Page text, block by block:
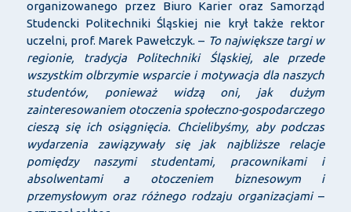
organizowanego przez Biuro Karier oraz Samorząd
Studencki Politechniki Śląskiej nie krył także rektor
uczelni, prof. Marek Pawełczyk. – To największe targi w
regionie, tradycja Politechniki Śląskiej, ale przede
wszystkim olbrzymie wsparcie i motywacja dla naszych
studentów, ponieważ widzą oni, jak dużym
zainteresowaniem otoczenia społeczno-gospodarczego
cieszą się ich osiągnięcia. Chcielibyśmy, aby podczas
wydarzenia zawiązywały się jak najbliższe relacje
pomiędzy naszymi studentami, pracownikami i
absolwentami a otoczeniem biznesowym i
przemysłowym oraz różnego rodzaju organizacjami–